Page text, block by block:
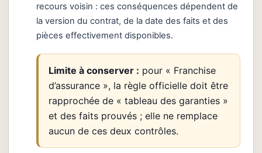
recours voisin : ces conséquences dépendent de
la version du contrat, de la date des faits et des
pièces effectivement disponibles.
Limite à conserver : pour « Franchise
d’assurance », la règle officielle doit être
rapprochée de « tableau des garanties »
et des faits prouvés ; elle ne remplace
aucun de ces deux contrôles.